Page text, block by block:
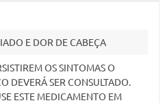
E DOR DE CABEÇA
OS SINTOMAS O
DEVERÁ SER CONSULTADO.
ESTE MEDICAMENTO EM